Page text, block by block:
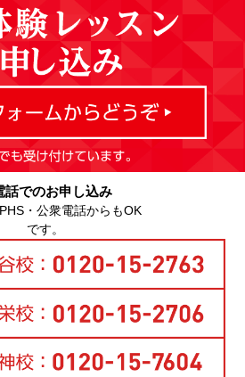
話でのお申し込み
・公衆電話からもOK
です。